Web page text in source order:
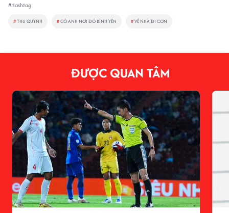
#Hashtag
#THU QUỲNH #CÓ ANH NƠI ĐÓ BÌNH YÊN #VỀ NHÀ ĐI CON
ĐƯỢC QUAN TÂM